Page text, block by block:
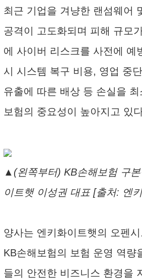
최근 기업을 겨냥한 랜섬웨어
공격이 고도화되며 피해 규모
에 사이버 리스크를 사전에 예
시 시스템 복구 비용, 영업 중
유출에 따른 배상 등 손실을 최
보험의 중요성이 높아지고 있
▲(왼쪽부터) KB손해보험 구
이트햇 이성권 대표 [출처: 엔
양사는 엔키화이트햇의 오펜
KB손해보험의 보험 운영 역량
들의 안전한 비즈니스 환경을